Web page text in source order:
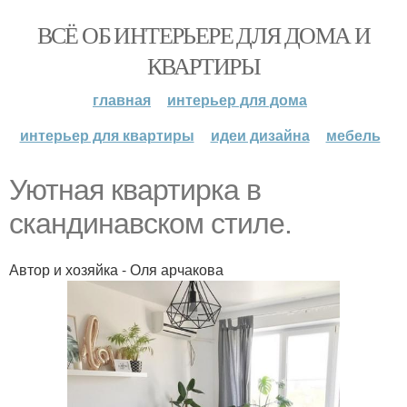
ВСЁ ОБ ИНТЕРЬЕРЕ ДЛЯ ДОМА И
КВАРТИРЫ
главная
интерьер для дома
интерьер для квартиры
идеи дизайна мебель
Уютная квартирка в
скандинавском стиле.
Автор и хозяйка - Оля арчакова